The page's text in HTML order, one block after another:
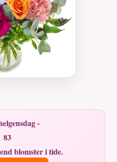
-
83
blomster i tide.